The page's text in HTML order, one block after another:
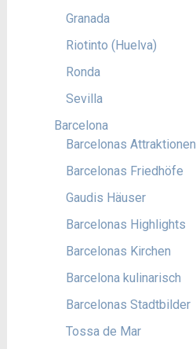
Granada
Riotinto (Huelva)
Ronda
Sevilla
Barcelona
Barcelonas Attraktionen
Barcelonas Friedhöfe
Gaudis Häuser
Barcelonas Highlights
Barcelonas Kirchen
Barcelona kulinarisch
Barcelonas Stadtbilder
Tossa de Mar